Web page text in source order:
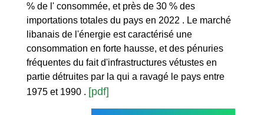
% de l' consommée, et près de 30 % des
importations totales du pays en 2022 . Le marché
libanais de l'énergie est caractérisé une
consommation en forte hausse, et des pénuries
fréquentes du fait d'infrastructures vétustes en
partie détruites par la qui a ravagé le pays entre
1975 et 1990 . [pdf]